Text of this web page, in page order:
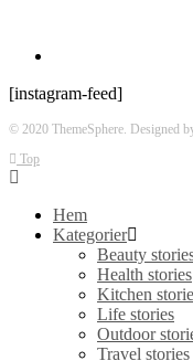
[instagram-feed]
© 2020 ThemeSphere. Designed
Top
Hem
Kategorier
Beauty
Health stories
Kitchen
Life stories
Outdoor
Travel stories